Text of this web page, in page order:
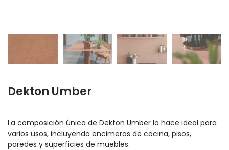
Dekton Umber
La composición única de Dekton Umber lo hace ideal para
varios usos, incluyendo encimeras de cocina, pisos,
paredes y superficies de muebles.